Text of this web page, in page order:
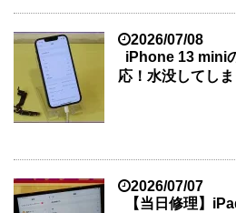
2026/07/08
iPhone 13 mini
応！水没してし
2026/07/07
【当日修理】